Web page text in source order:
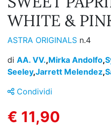
WHITE &
ASTRA ORIGINALS n.4
di AA. VV.,Mirka Andolfo,
Seeley,Jarrett Melendez,
Condividi
€ 11,90